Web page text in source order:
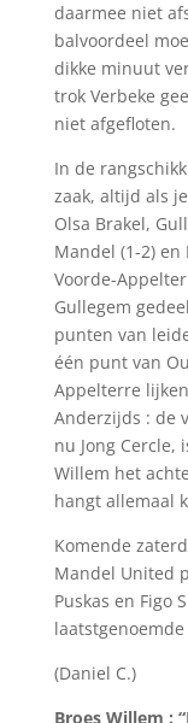
daarmee niet
balvoordeel
dikke minuut
trok Verbeke
niet afgefloten.
In de
zaak, altijd als
Olsa Brakel,
Mandel (1-2)
Voorde-
Gullegem
punten van
één punt van
Appelterre
Anderzijds : de
nu Jong Cercle,
Willem het
hangt allemaal
Komende
Mandel United
Puskas en Figo
(Daniel C.)
Broes Willem :